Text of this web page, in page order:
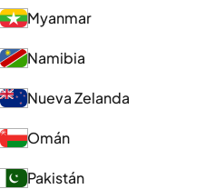
Myanmar
Namibia
Nueva Zelanda
Omán
Pakistán